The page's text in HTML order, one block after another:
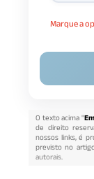
Marque a
O texto acima "
de direito
nossos links, é
previsto no
autorais.